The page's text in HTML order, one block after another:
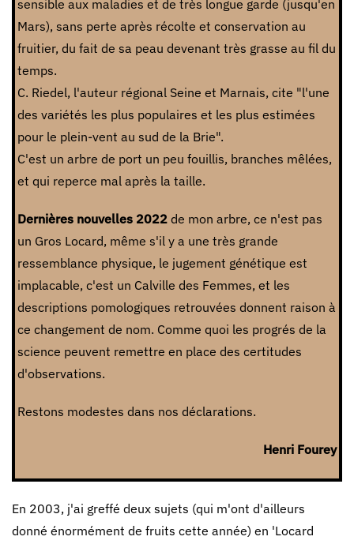
sensible aux maladies et de très longue garde (jusqu'en
Mars), sans perte après récolte et conservation au
fruitier, du fait de sa peau devenant très grasse au fil du
temps.
C. Riedel, l'auteur régional Seine et Marnais, cite "l'une
des variétés les plus populaires et les plus estimées
pour le plein-vent au sud de la Brie".
C'est un arbre de port un peu fouillis, branches mêlées,
et qui reperce mal après la taille.
Dernières nouvelles 2022 de mon arbre, ce n'est pas
un Gros Locard, même s'il y a une très grande
ressemblance physique, le jugement génétique est
implacable, c'est un Calville des Femmes, et les
descriptions pomologiques retrouvées donnent raison à
ce changement de nom. Comme quoi les progrés de la
science peuvent remettre en place des certitudes
d'observations.
Restons modestes dans nos déclarations.
Henri Fourey
En 2003, j'ai greffé deux sujets (qui m'ont d'ailleurs
donné énormément de fruits cette année) en 'Locard